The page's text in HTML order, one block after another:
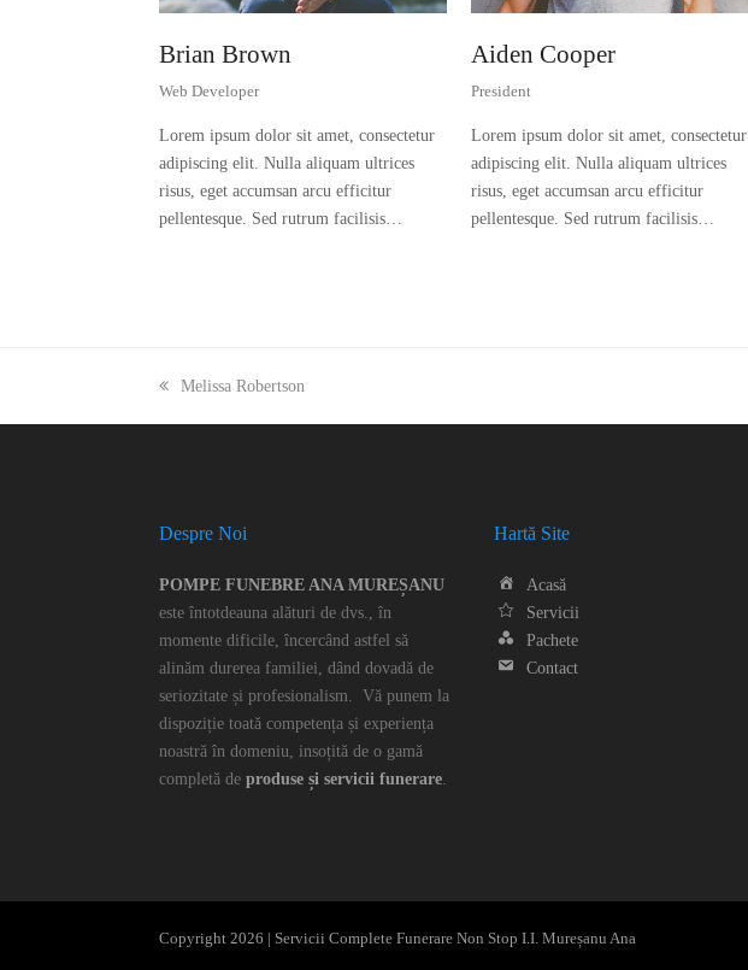
Brian Brown
Web Developer
Lorem ipsum dolor sit amet, consectetur
adipiscing elit. Nulla aliquam ultrices
risus, eget accumsan arcu efficitur
pellentesque. Sed rutrum facilisis…
Aiden Cooper
President
Lorem ipsum dolor sit amet, consectetur
adipiscing elit. Nulla aliquam ultrices
risus, eget accumsan arcu efficitur
pellentesque. Sed rutrum facilisis…
previous
Melissa Robertson
Despre Noi
POMPE FUNEBRE ANA MUREȘANU
este întotdeauna alături de dvs., în
momente dificile, încercând astfel să
alinăm durerea familiei, dând dovadă de
seriozitate și profesionalism. Vă punem la
dispoziție toată competența și experiența
noastră în domeniu, insoțită de o gamă
completă de produse și servicii funerare
Hartă Site
Acasă
Servicii
Pachete
Contact
Copyright 2026 | Servicii Complete Funerare Non Stop I.I. Mureșanu Ana